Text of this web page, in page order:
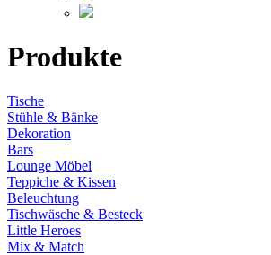
Produkte
Tische
Stühle & Bänke
Dekoration
Bars
Lounge Möbel
Teppiche & Kissen
Beleuchtung
Tischwäsche & Besteck
Little Heroes
Mix & Match